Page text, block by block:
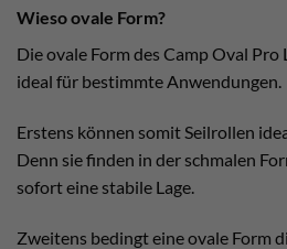
Wieso ovale Form?
Die ovale Form des Camp Oval
ideal für bestimmte Anwendungen.
Erstens können somit Seilrollen
Denn sie finden in der schmalen
sofort eine stabile Lage.
Zweitens bedingt eine ovale Form